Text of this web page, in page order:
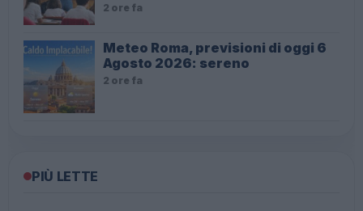
2 ore fa
Meteo Roma, previsioni di oggi 6
Agosto 2026: sereno
2 ore fa
PIÙ LETTE